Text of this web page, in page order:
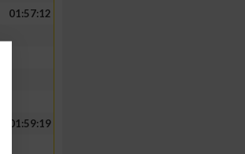
01:57:12
01:59:19